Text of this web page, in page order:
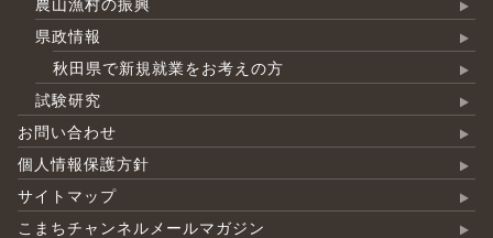
農山漁村の振興
県政情報
秋田県で新規就業をお考えの方
試験研究
お問い合わせ
個人情報保護方針
サイトマップ
こまちチャンネルメールマガジン